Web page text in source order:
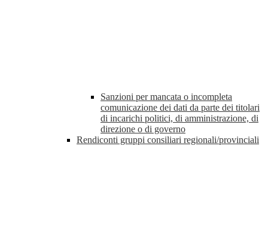
Sanzioni per mancata o incompleta
comunicazione dei dati da parte dei titolari
di incarichi politici, di amministrazione, di
direzione o di governo
Rendiconti gruppi consiliari regionali/provinciali